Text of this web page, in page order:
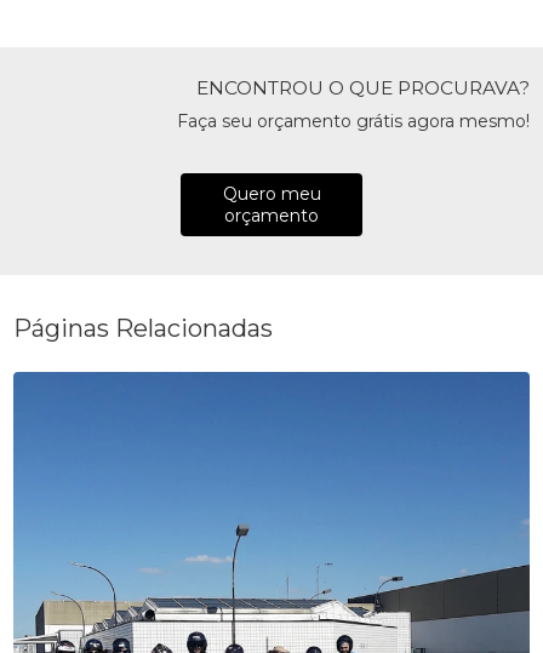
ENCONTROU O QUE PROCURAVA?
Faça seu orçamento grátis agora mesmo!
Quero meu
orçamento
Páginas Relacionadas